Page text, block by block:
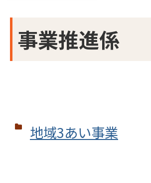
事業推進係
地域3あい事業